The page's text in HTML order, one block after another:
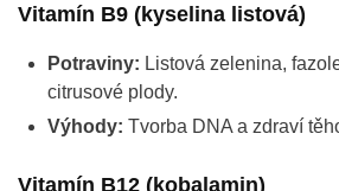
Vitamín B9 (kyselina listová)
Potraviny: Listová zelenina,
citrusové plody.
Výhody: Tvorba DNA a zdraví
Vitamín B12 (kobalamin)